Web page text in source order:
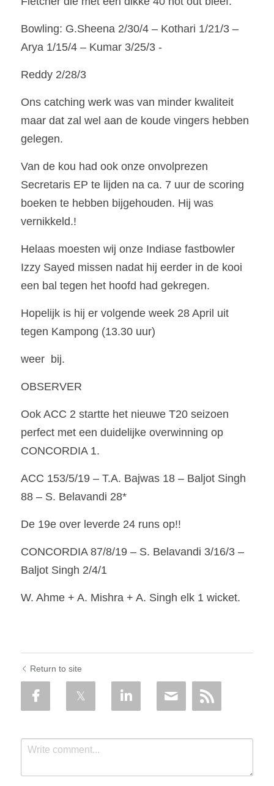
Bowling: G.Sheena 2/30/4 – Kothari 1/21/3 –
Arya 1/15/4 – Kumar 3/25/3 -
Reddy 2/28/3
Ons catching werk was van minder kwaliteit
maar dat zal wel aan de koude vingers hebben
gelegen.
Van de kou had ook onze onvolprezen
Secretaris EP te lijden na ca. 7 uur de scoring
boeken te hebben bijgehouden. Hij was
vernikkeld.!
Helaas moesten wij onze Indiase fastbowler
Izzy Sayed missen nadat hij eerder in de kooi
een bal tegen het hoofd had gekregen.
Hopelijk is hij er volgende week 28 April uit
tegen Kampong (13.30 uur)
weer  bij.
OBSERVER
Ook ACC 2 startte het nieuwe T20 seizoen
perfect met een duidelijke overwinning op
CONCORDIA 1.
ACC 153/5/19 – T.A. Bajwas 18 – Baljot Singh
88 – S. Belavandi 28*
De 19e over leverde 24 runs op!!
CONCORDIA 87/8/19 – S. Belavandi 3/16/3 –
Baljot Singh 2/4/1
W. Ahme + A. Mishra + A. Singh elk 1 wicket.
Return to site